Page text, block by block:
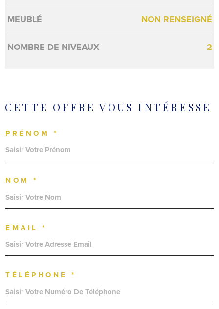
MEUBLÉ NON RENSEIGNÉ
NOMBRE DE NIVEAUX 2
CETTE OFFRE VOUS INTÉRESSE
PRÉNOM *
NOM *
EMAIL *
TÉLÉPHONE *